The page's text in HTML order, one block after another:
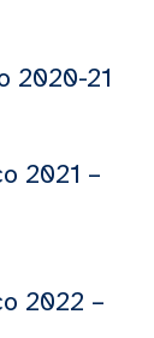
2020-21
2021 –
2022 –